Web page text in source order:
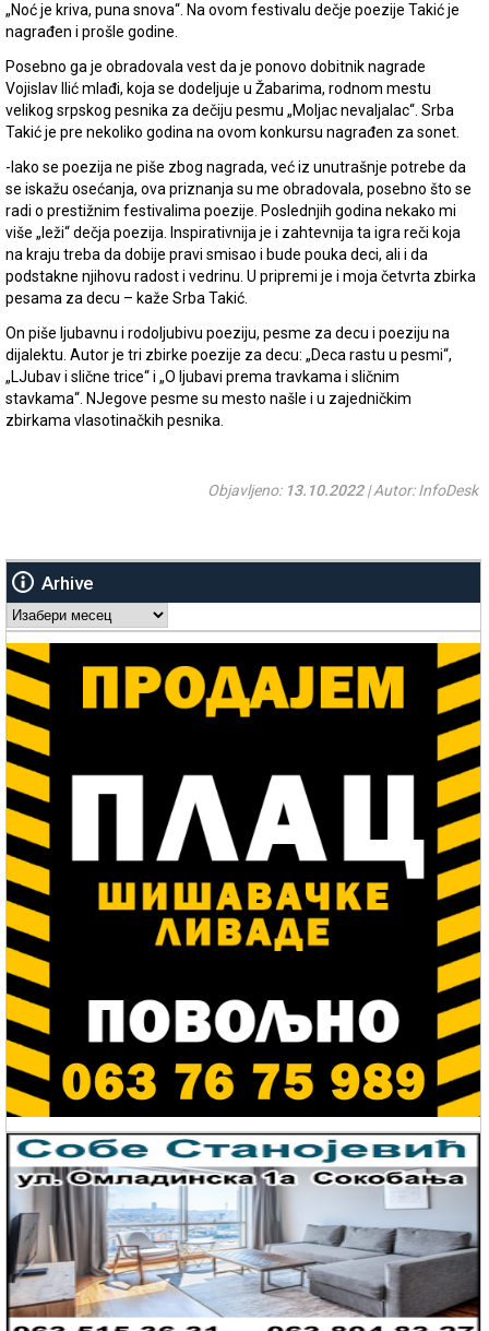
„Noć je kriva, puna snova“. Na ovom festivalu dečje poezije Takić je
nagrađen i prošle godine.
Posebno ga je obradovala vest da je ponovo dobitnik nagrade
Vojislav Ilić mlađi, koja se dodeljuje u Žabarima, rodnom mestu
velikog srpskog pesnika za dečiju pesmu „Moljac nevaljalac“. Srba
Takić je pre nekoliko godina na ovom konkursu nagrađen za sonet.
-Iako se poezija ne piše zbog nagrada, već iz unutrašnje potrebe da
se iskažu osećanja, ova priznanja su me obradovala, posebno što se
radi o prestižnim festivalima poezije. Poslednjih godina nekako mi
više „leži“ dečja poezija. Inspirativnija je i zahtevnija ta igra reči koja
na kraju treba da dobije pravi smisao i bude pouka deci, ali i da
podstakne njihovu radost i vedrinu. U pripremi je i moja četvrta zbirka
pesama za decu – kaže Srba Takić.
On piše ljubavnu i rodoljubivu poeziju, pesme za decu i poeziju na
dijalektu. Autor je tri zbirke poezije za decu: „Deca rastu u pesmi“,
„LJubav i slične trice“ i „O ljubavi prema travkama i sličnim
stavkama“. NJegove pesme su mesto našle i u zajedničkim
zbirkama vlasotinačkih pesnika.
Objavljeno: 13.10.2022| Autor: InfoDesk
Arhive
Arhive